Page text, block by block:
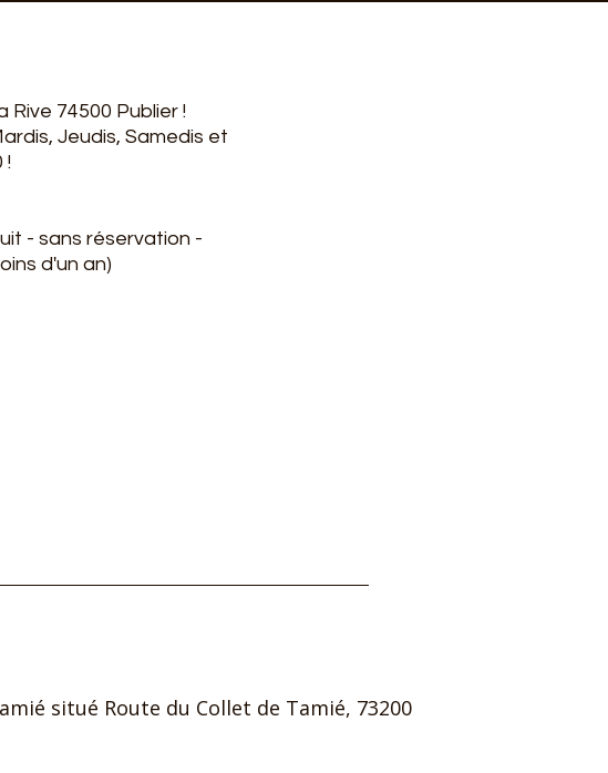
74500 Publier !
Jeudis, Samedis et
!
- sans réservation -
d'un an)
situé Route du Collet de Tamié, 73200